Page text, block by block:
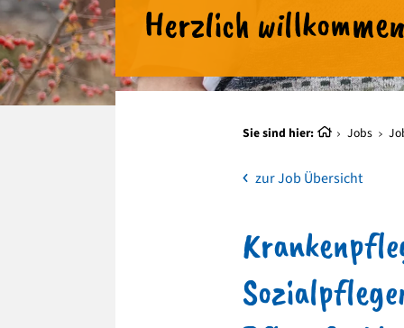
Herzlich
Sie sind hier: Jobs
zur Job Übersicht